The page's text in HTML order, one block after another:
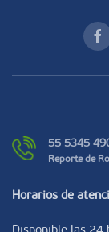
55 5345
Reporte de
Horarios de